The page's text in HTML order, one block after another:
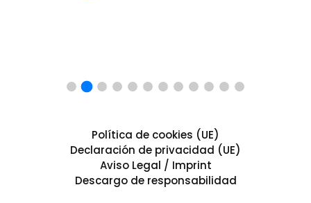
Política de cookies (UE)
Declaración de privacidad (UE)
Aviso Legal / Imprint
Descargo de responsabilidad